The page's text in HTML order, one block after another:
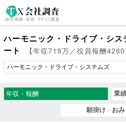
ハーモニック・ドライブ・シ
ート
【年収719万／役員報酬4260
年収・報酬
業
願掛け · お